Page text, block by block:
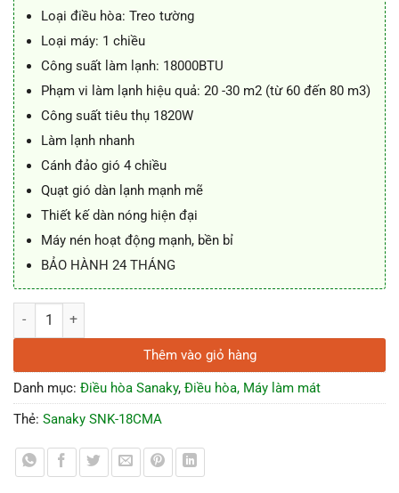
Loại điều hòa: Treo tường
Loại máy: 1 chiều
Công suất làm lạnh: 18000BTU
Phạm vi làm lạnh hiệu quả: 20 -30 m2 (từ 60 đến 80 m3)
Công suất tiêu thụ 1820W
Làm lạnh nhanh
Cánh đảo gió 4 chiều
Quạt gió dàn lạnh mạnh mẽ
Thiết kế dàn nóng hiện đại
Máy nén hoạt động mạnh, bền bỉ
BẢO HÀNH 24 THÁNG
Điều hòa Sanaky SNK-18CMA 18000BTU 1 chiều số lượng
Thêm vào giỏ hàng
Danh mục: Điều hòa Sanaky, Điều hòa, Máy làm mát
Thẻ: Sanaky SNK-18CMA